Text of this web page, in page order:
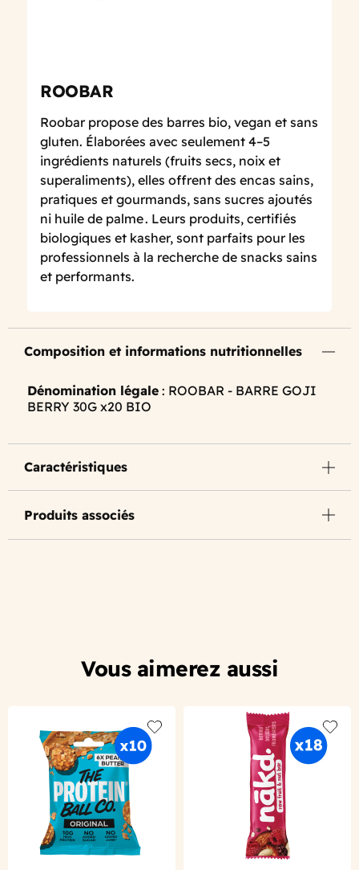
ROOBAR
Roobar propose des barres bio, vegan et sans
gluten. Élaborées avec seulement 4–5
ingrédients naturels (fruits secs, noix et
superaliments), elles offrent des encas sains,
pratiques et gourmands, sans sucres ajoutés
ni huile de palme . Leurs produits, certifiés
biologiques et kasher, sont parfaits pour les
professionnels à la recherche de snacks sains
et performants.
Composition et informations nutritionnelles
Dénomination légale : ROOBAR - BARRE GOJI
BERRY 30G x20 BIO
Caractéristiques
Produits associés
Vous aimerez aussi
Add to wishlist Add